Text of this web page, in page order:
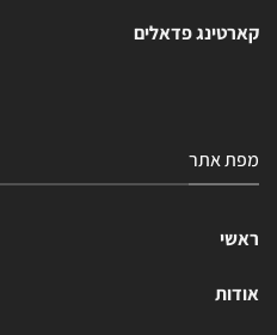
קארטינג פדאלים
מפת אתר
ראשי
אודות